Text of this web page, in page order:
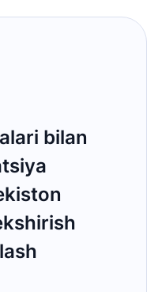
bilan